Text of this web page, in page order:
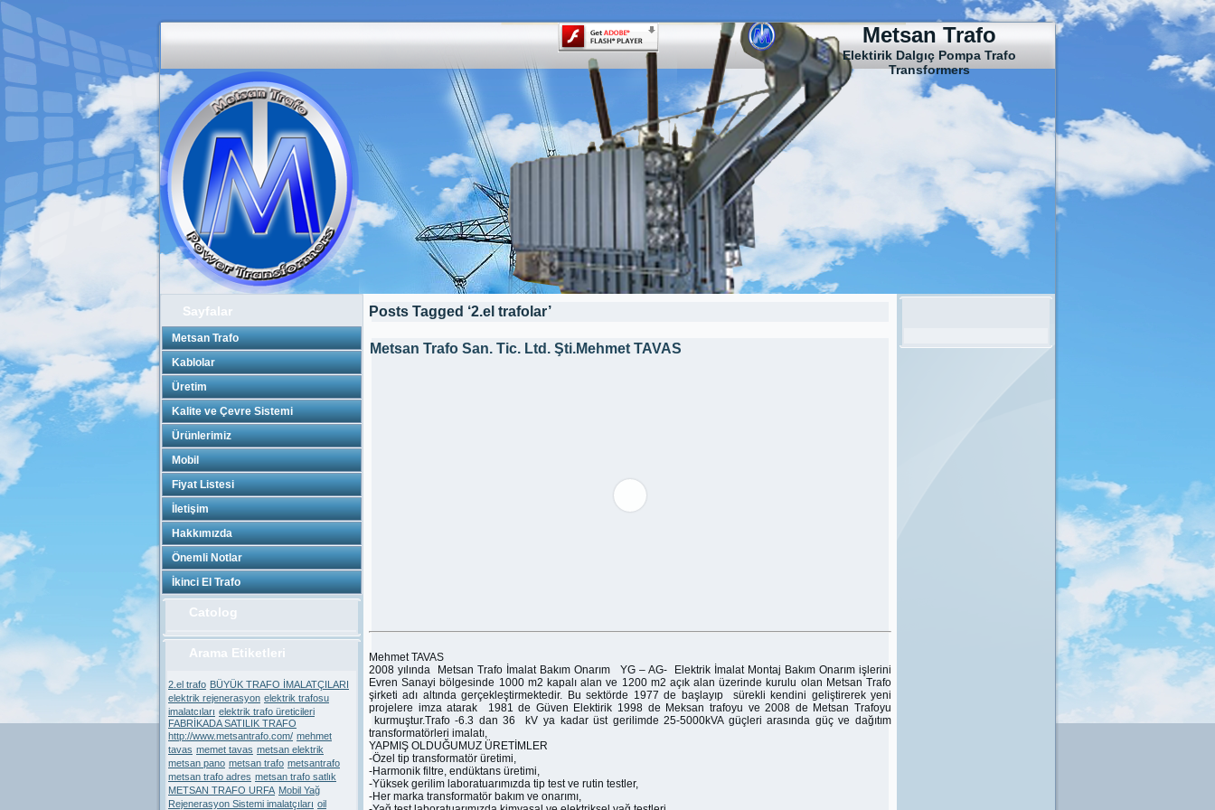
Metsan Trafo
Elektirik Dalgıç Pompa Trafo
Transformers
Sayfalar
Metsan Trafo
Kablolar
Üretim
Kalite ve Çevre Sistemi
Ürünlerimiz
Mobil
Fiyat Listesi
İletişim
Hakkımızda
Önemli Notlar
İkinci El Trafo
Catolog
Arama Etiketleri
2.el trafo BÜYÜK TRAFO İMALATÇILARI
elektrik rejenerasyon elektrik trafosu
imalatcıları elektrik trafo üreticileri
FABRİKADA SATILIK TRAFO
http://www.metsantrafo.com/ mehmet
tavas memet tavas metsan elektrik
metsan pano metsan trafo metsantrafo
metsan trafo adres metsan trafo satlık
METSAN TRAFO URFA Mobil Yağ
Rejenerasyon Sistemi imalatçıları oil
Posts Tagged ‘2.el trafolar’
Metsan Trafo San. Tic. Ltd. Şti.Mehmet TAVAS
Mehmet TAVAS
2008 yılında Metsan Trafo İmalat Bakım Onarım YG – AG- Elektrik İmalat Montaj Bakım Onarım işlerini
Evren Sanayi bölgesinde 1000 m2 kapalı alan ve 1200 m2 açık alan üzerinde kurulu olan Metsan Trafo
şirketi adı altında gerçekleştirmektedir. Bu sektörde 1977 de başlayıp sürekli kendini geliştirerek yeni
projelere imza atarak 1981 de Güven Elektirik 1998 de Meksan trafoyu ve 2008 de Metsan Trafoyu
kurmuştur.Trafo -6.3 dan 36 kV ya kadar üst gerilimde 25-5000kVA güçleri arasında güç ve dağıtım
transformatörleri imalatı,
YAPMIŞ OLDUĞUMUZ ÜRETİMLER
-Özel tip transformatör üretimi,
-Harmonik filtre, endüktans üretimi,
-Yüksek gerilim laboratuarımızda tip test ve rutin testler,
-Her marka transformatör bakım ve onarımı,